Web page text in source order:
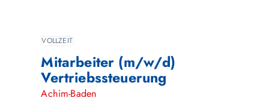
Mitarbeiter (m/w/d)
Vertriebssteuerung
Achim-Baden
VOLLZEIT